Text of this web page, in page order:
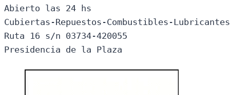
Abierto las 24 hs
Cubiertas-Repuestos-Combustibles-
Ruta 16 s/n 03734-420055
Presidencia de la Plaza